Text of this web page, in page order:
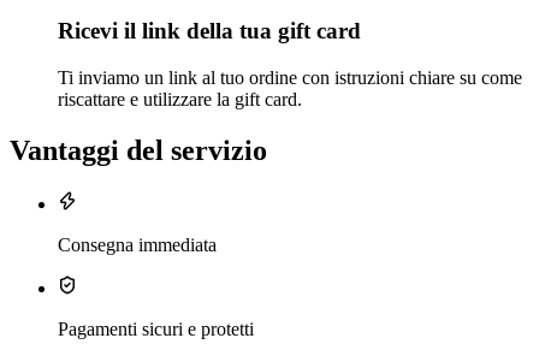
Ricevi il link della tua gift card
Ti inviamo un link al tuo ordine con istruzioni chiare su come
riscattare e utilizzare la gift card.
Vantaggi del servizio
Consegna immediata
Pagamenti sicuri e protetti